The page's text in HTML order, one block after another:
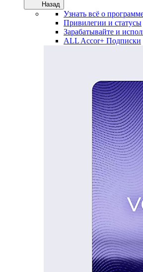
Назад
Узнать всё о
Привилегии и статусы
Зарабатывайте и
ALL Accor+ Подписки